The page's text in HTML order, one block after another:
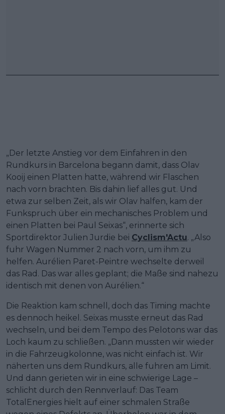
„Der letzte Anstieg vor dem Einfahren in den
Rundkurs in Barcelona begann damit, dass Olav
Kooij einen Platten hatte, während wir Flaschen
nach vorn brachten. Bis dahin lief alles gut. Und
etwa zur selben Zeit, als wir Olav halfen, kam der
Funkspruch über ein mechanisches Problem und
einen Platten bei Paul Seixas“, erinnerte sich
Sportdirektor Julien Jurdie bei Cyclism'Actu. „Also
fuhr Wagen Nummer 2 nach vorn, um ihm zu
helfen. Aurélien Paret-Peintre wechselte derweil
das Rad. Das war alles geplant; die Maße sind nahezu
identisch mit denen von Aurélien.“
Die Reaktion kam schnell, doch das Timing machte
es dennoch heikel. Seixas musste erneut das Rad
wechseln, und bei dem Tempo des Pelotons war das
Loch kaum zu schließen. „Dann mussten wir wieder
in die Fahrzeugkolonne, was nicht einfach ist. Wir
näherten uns dem Rundkurs, alle fuhren am Limit.
Und dann gerieten wir in eine schwierige Lage –
schlicht durch den Rennverlauf: Das Team
TotalEnergies hielt auf einer schmalen Straße